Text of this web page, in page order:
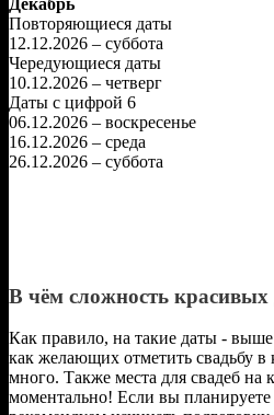
Повторяющиеся даты
12.12.2026 – суббота
Чередующиеся даты
10.12.2026 – четверг
Даты с цифрой 6
06.12.2026 – воскресенье
16.12.2026 – среда
26.12.2026 – суббота
В чём сложность красивых
Как правило, на такие даты -
как желающих отметить свадьбу в
много. Также места для свадеб на
моментально! Если вы планируете